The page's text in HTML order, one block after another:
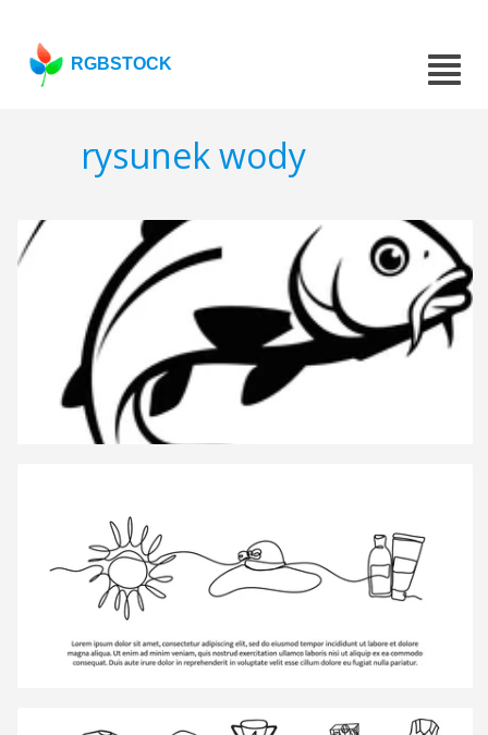
RGBSTOCK
rysunek wody